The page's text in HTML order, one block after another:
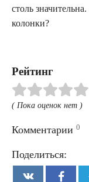
столь
колонки?
Рейтинг
( Пока оценок нет )
Комментарии 0
Поделиться: